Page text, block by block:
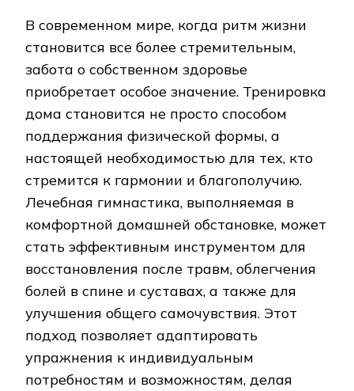
В современном мире, когда ритм жизни
становится все более стремительным,
забота о собственном здоровье
приобретает особое значение. Тренировка
дома становится не просто способом
поддержания физической формы, а
настоящей необходимостью для тех, кто
стремится к гармонии и благополучию.
Лечебная гимнастика, выполняемая в
комфортной домашней обстановке, может
стать эффективным инструментом для
восстановления после травм, облегчения
болей в спине и суставах, а также для
улучшения общего самочувствия. Этот
подход позволяет адаптировать
упражнения к индивидуальным
потребностям и возможностям, делая